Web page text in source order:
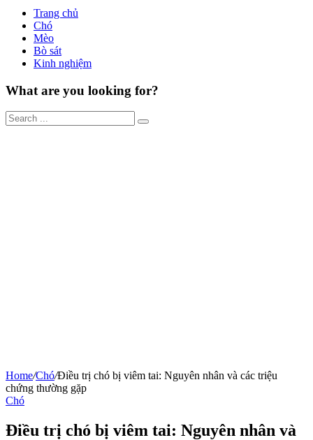
Trang chủ
Chó
Mèo
Bò sát
Kinh nghiệm
What are you looking for?
Home/Chó/Điều trị chó bị viêm tai: Nguyên nhân và các triệu
chứng thường gặp
Chó
Điều trị chó bị viêm tai: Nguyên nhân và